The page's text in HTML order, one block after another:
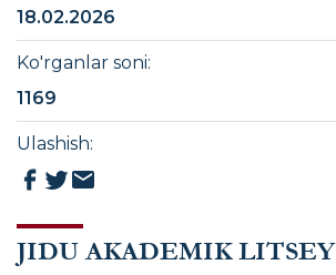
JIDU AKADEMIK
18.02.2026
Ko'rganlar soni:
1169
Ulashish: